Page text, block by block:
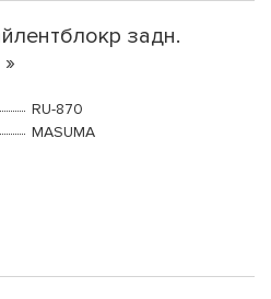
задн.
RU-870
MASUMA